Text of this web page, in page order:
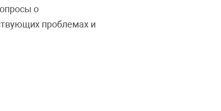
о
проблемах и